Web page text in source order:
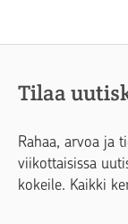
Tilaa
Rahaa, arvoa ja
viikottaisissa
kokeile. Kaikki